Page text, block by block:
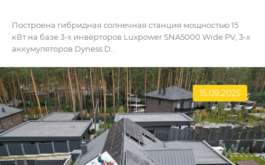
Построена гибридная солнечная станция мощностью 15
кВт на базе 3-х инверторов Luxpower SNA5000 Wide PV, 3-х
аккумуляторов Dyness D..
15.09.2025